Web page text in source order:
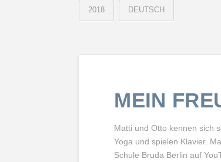
2018 DEUTSCH
MEIN
Matti und Otto kennen sich
Yoga und spielen Klavier.
Schule Bruda Berlin auf